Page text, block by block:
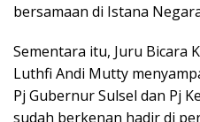
bersamaan di Istana
Sementara itu, Juru Bicara
Luthfi Andi Mutty
Pj Gubernur Sulsel dan Pj
sudah berkenan hadir di